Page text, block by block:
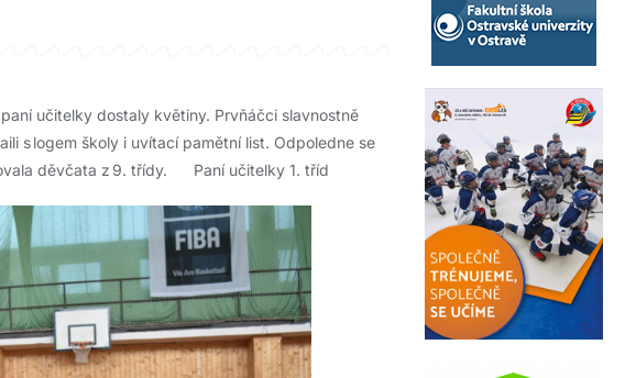
učitelky dostaly květiny. Prvňáčci slavnostně
s logem školy i uvítací pamětní list. Odpoledne se
děvčata z 9. třídy. Paní učitelky 1. tříd